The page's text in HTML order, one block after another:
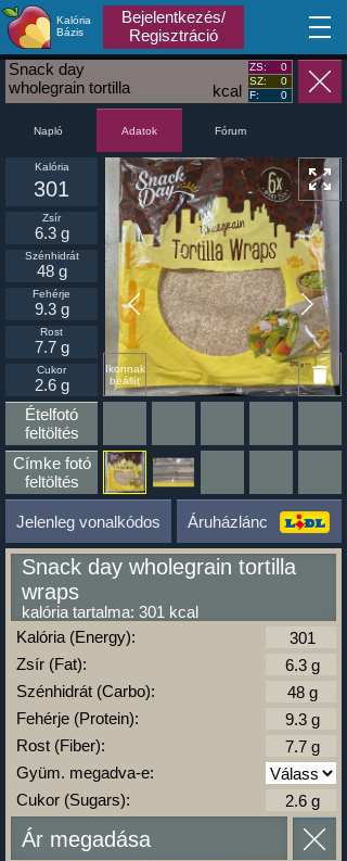
Kalória
Bázis
Bejelentkezés/
Regisztráció
MA
kcal
Snack day
wholegrain tortilla
wraps
ZS:
0
SZ:
0
F:
0
Napló Adatok Fórum
Ikonnak
beállít
Kalória
301
Zsír
6.3 g
Szénhidrát
48 g
Fehérje
9.3 g
Rost
7.7 g
Cukor
2.6 g
Ételfotó
feltöltés
Címke fotó
feltöltés
Jelenleg vonalkódos Áruházlánc
Snack day wholegrain tortilla
wraps
kalória tartalma: 301 kcal
Kalória (Energy):
Zsír (Fat):
Szénhidrát (Carbo):
Fehérje (Protein):
Rost (Fiber):
Gyüm. megadva-e:
Cukor (Sugars):
Ár megadása